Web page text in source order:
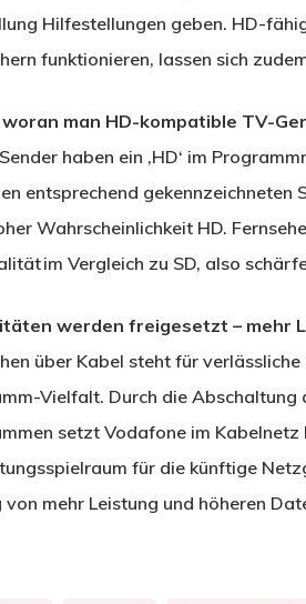
Hilfestellungen geben. HD-
funktionieren, lassen sich
woran man HD-kompatible TV-
haben ein ‚HD‘ im
entsprechend
Wahrscheinlichkeit HD.
im Vergleich zu SD, also
werden freigesetzt – mehr
über Kabel steht für
Vielfalt. Durch die Abschaltung
setzt Vodafone im
für die künftige
von mehr Leistung und höheren